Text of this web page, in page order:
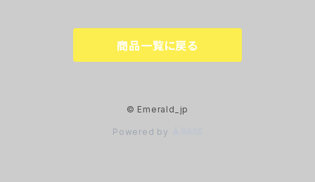
Whisky Glass
商品一覧に戻る
© Emerald_jp
Powered by